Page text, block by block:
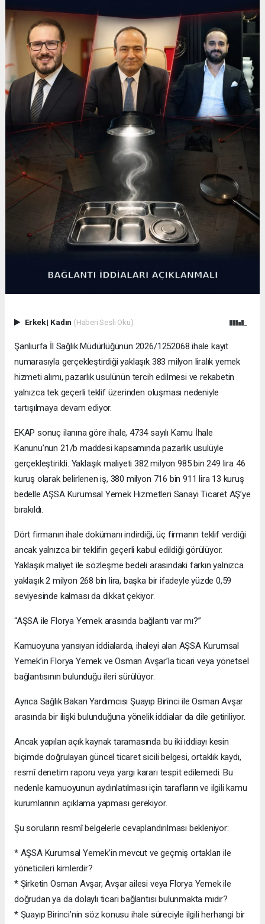
Erkek| Kadın (Haberi Sesli Oku)
Şanlıurfa İl Sağlık Müdürlüğünün 2026/1252068 ihale kayıt
numarasıyla gerçekleştirdiği yaklaşık 383 milyon liralık yemek
hizmeti alımı, pazarlık usulünün tercih edilmesi ve rekabetin
yalnızca tek geçerli teklif üzerinden oluşması nedeniyle
tartışılmaya devam ediyor.
EKAP sonuç ilanına göre ihale, 4734 sayılı Kamu İhale
Kanunu’nun 21/b maddesi kapsamında pazarlık usulüyle
gerçekleştirildi. Yaklaşık maliyeti 382 milyon 985 bin 249 lira 46
kuruş olarak belirlenen iş, 380 milyon 716 bin 911 lira 13 kuruş
bedelle AŞSA Kurumsal Yemek Hizmetleri Sanayi Ticaret AŞ’ye
bırakıldı.
Dört firmanın ihale dokümanı indirdiği, üç firmanın teklif verdiği
ancak yalnızca bir teklifin geçerli kabul edildiği görülüyor.
Yaklaşık maliyet ile sözleşme bedeli arasındaki farkın yalnızca
yaklaşık 2 milyon 268 bin lira, başka bir ifadeyle yüzde 0,59
seviyesinde kalması da dikkat çekiyor.
“AŞSA ile Florya Yemek arasında bağlantı var mı?”
Kamuoyuna yansıyan iddialarda, ihaleyi alan AŞSA Kurumsal
Yemek’in Florya Yemek ve Osman Avşar’la ticari veya yönetsel
bağlantısının bulunduğu ileri sürülüyor.
Ayrıca Sağlık Bakan Yardımcısı Şuayıp Birinci ile Osman Avşar
arasında bir ilişki bulunduğuna yönelik iddialar da dile getiriliyor.
Ancak yapılan açık kaynak taramasında bu iki iddiayı kesin
biçimde doğrulayan güncel ticaret sicili belgesi, ortaklık kaydı,
resmî denetim raporu veya yargı kararı tespit edilemedi. Bu
nedenle kamuoyunun aydınlatılması için tarafların ve ilgili kamu
kurumlarının açıklama yapması gerekiyor.
Şu soruların resmî belgelerle cevaplandırılması bekleniyor:
* AŞSA Kurumsal Yemek’in mevcut ve geçmiş ortakları ile
yöneticileri kimlerdir?
* Şirketin Osman Avşar, Avşar ailesi veya Florya Yemek ile
doğrudan ya da dolaylı ticari bağlantısı bulunmakta mıdır?
* Şuayıp Birinci’nin söz konusu ihale süreciyle ilgili herhangi bir